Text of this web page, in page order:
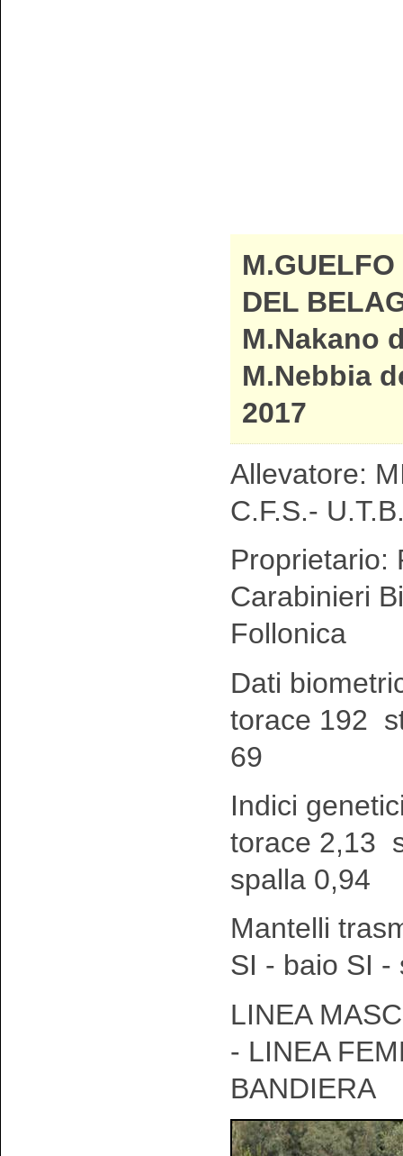
DEL
M.Nakano
M.Nebbia
2017
Allevatore:
C.F.S.-
Proprietario:
Carabinieri
Follonica
Dati
torace 192
69
Indici
torace 2,13
spalla 0,94
Mantelli
SI - baio SI -
LINEA
- LINEA
BANDIERA